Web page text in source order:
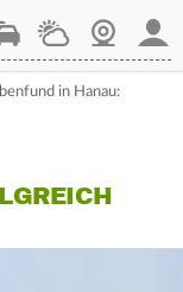
WetterWebcam
in Hanau: